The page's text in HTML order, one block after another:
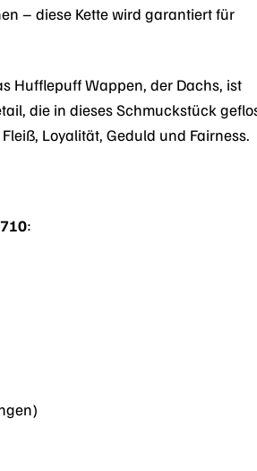
– diese Kette wird garantiert für
Hufflepuff Wappen, der Dachs, ist
die in dieses Schmuckstück
Loyalität, Geduld und Fairness.
: